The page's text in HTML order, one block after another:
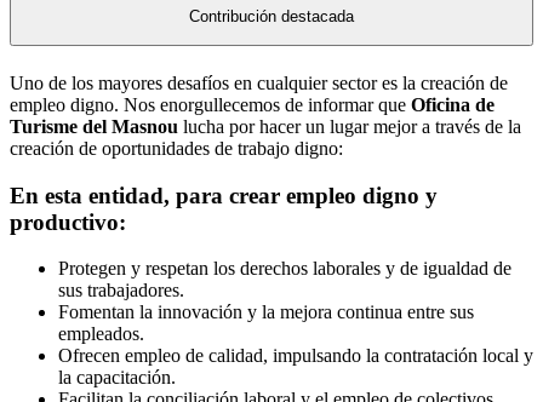
Contribución destacada
Uno de los mayores desafíos en cualquier sector es la creación de
empleo digno. Nos enorgullecemos de informar que Oficina de
Turisme del Masnou lucha por hacer un lugar mejor a través de la
creación de oportunidades de trabajo digno:
En esta entidad, para crear empleo digno y
productivo:
Protegen y respetan los derechos laborales y de igualdad de
sus trabajadores.
Fomentan la innovación y la mejora continua entre sus
empleados.
Ofrecen empleo de calidad, impulsando la contratación local y
la capacitación.